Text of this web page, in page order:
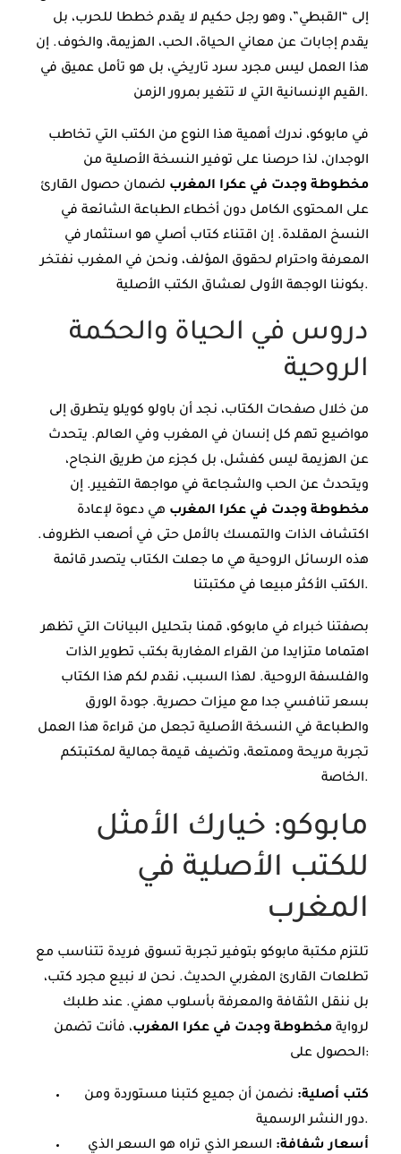
إلى “القبطي”، وهو رجل حكيم لا يقدم خططا للحرب، بل
يقدم إجابات عن معاني الحياة، الحب، الهزيمة، والخوف. إن
هذا العمل ليس مجرد سرد تاريخي، بل هو تأمل عميق في
القيم الإنسانية التي لا تتغير بمرور الزمن.
في مابوكو، ندرك أهمية هذا النوع من الكتب التي تخاطب
الوجدان، لذا حرصنا على توفير النسخة الأصلية من
مخطوطة وجدت في عكرا المغرب لضمان حصول القارئ
على المحتوى الكامل دون أخطاء الطباعة الشائعة في
النسخ المقلدة. إن اقتناء كتاب أصلي هو استثمار في
المعرفة واحترام لحقوق المؤلف، ونحن في المغرب نفتخر
بكوننا الوجهة الأولى لعشاق الكتب الأصلية.
دروس في الحياة والحكمة
الروحية
من خلال صفحات الكتاب، نجد أن باولو كويلو يتطرق إلى
مواضيع تهم كل إنسان في المغرب وفي العالم. يتحدث
عن الهزيمة ليس كفشل، بل كجزء من طريق النجاح،
ويتحدث عن الحب والشجاعة في مواجهة التغيير. إن
مخطوطة وجدت في عكرا المغرب هي دعوة لإعادة
اكتشاف الذات والتمسك بالأمل حتى في أصعب الظروف.
هذه الرسائل الروحية هي ما جعلت الكتاب يتصدر قائمة
الكتب الأكثر مبيعا في مكتبتنا.
بصفتنا خبراء في مابوكو، قمنا بتحليل البيانات التي تظهر
اهتماما متزايدا من القراء المغاربة بكتب تطوير الذات
والفلسفة الروحية. لهذا السبب، نقدم لكم هذا الكتاب
بسعر تنافسي جدا مع ميزات حصرية. جودة الورق
والطباعة في النسخة الأصلية تجعل من قراءة هذا العمل
تجربة مريحة وممتعة، وتضيف قيمة جمالية لمكتبتكم
الخاصة.
مابوكو: خيارك الأمثل
للكتب الأصلية في
المغرب
تلتزم مكتبة مابوكو بتوفير تجربة تسوق فريدة تتناسب مع
تطلعات القارئ المغربي الحديث. نحن لا نبيع مجرد كتب،
بل ننقل الثقافة والمعرفة بأسلوب مهني. عند طلبك
لرواية مخطوطة وجدت في عكرا المغرب، فأنت تضمن
الحصول على:
كتب أصلية: نضمن أن جميع كتبنا مستوردة ومن
دور النشر الرسمية.
أسعار شفافة: السعر الذي تراه هو السعر الذي